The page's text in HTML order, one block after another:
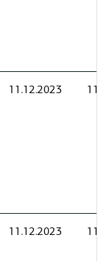
11.12.2023
11.12.2023